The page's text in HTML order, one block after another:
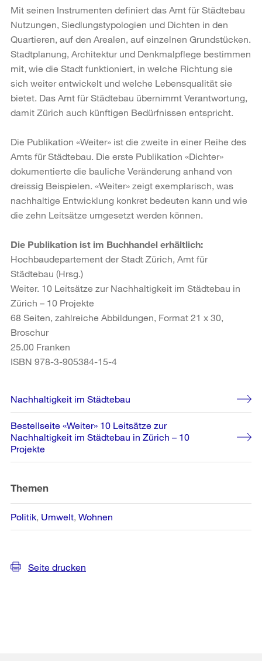
Mit seinen Instrumenten definiert das Amt für Städtebau
Nutzungen, Siedlungstypologien und Dichten in den
Quartieren, auf den Arealen, auf einzelnen Grundstücken.
Stadtplanung, Architektur und Denkmalpflege bestimmen
mit, wie die Stadt funktioniert, in welche Richtung sie
sich weiter entwickelt und welche Lebensqualität sie
bietet. Das Amt für Städtebau übernimmt Verantwortung,
damit Zürich auch künftigen Bedürfnissen entspricht.
Die Publikation «Weiter» ist die zweite in einer Reihe des
Amts für Städtebau. Die erste Publikation «Dichter»
dokumentierte die bauliche Veränderung anhand von
dreissig Beispielen. «Weiter» zeigt exemplarisch, was
nachhaltige Entwicklung konkret bedeuten kann und wie
die zehn Leitsätze umgesetzt werden können.
Die Publikation ist im Buchhandel erhältlich:
Hochbaudepartement der Stadt Zürich, Amt für
Städtebau (Hrsg.)
Weiter. 10 Leitsätze zur Nachhaltigkeit im Städtebau in
Zürich – 10 Projekte
68 Seiten, zahlreiche Abbildungen, Format 21 x 30,
Broschur
25.00 Franken
ISBN 978-3-905384-15-4
Weitere
Informationen
Nachhaltigkeit im Städtebau
Bestellseite «Weiter» 10 Leitsätze zur
Nachhaltigkeit im Städtebau in Zürich – 10
Projekte
Themen
Politik Umwelt Wohnen
Seite drucken